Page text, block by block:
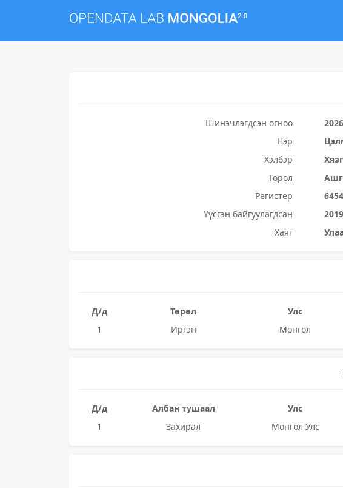
Шинэчлэгдсэн огноо
Нэр
Хэлбэр
Төрөл
Регистер
Үүсгэн байгуулагдсан
Хаяг
Д/д Төрөл Улс
1
Иргэн Монгол
Д/д Албан тушаал Улс
1
Захирал Монгол Улс